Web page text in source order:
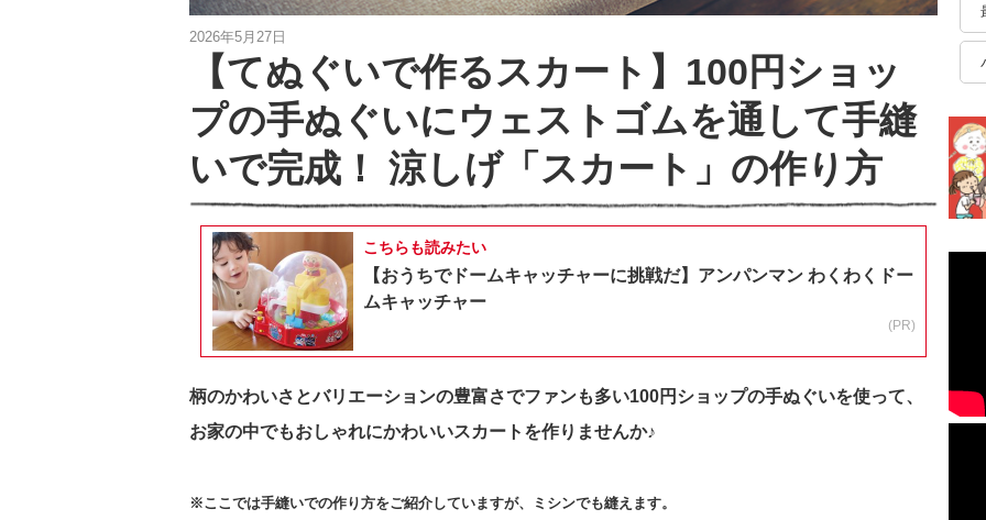
2026年5月27日
【てぬぐいで作るスカート】100円ショッ
プの手ぬぐいにウェストゴムを通して手縫
いで完成！ 涼しげ「スカート」の作り方
こちらも読みたい
【おうちでドームキャッチャーに挑戦だ】アンパンマン わくわくドー
ムキャッチャー
(PR)
柄のかわいさとバリエーションの豊富さでファンも多い100円ショップの手ぬぐいを使って、
お家の中でもおしゃれにかわいいスカートを作りませんか♪
※ここでは手縫いでの作り方をご紹介していますが、ミシンでも縫えます。